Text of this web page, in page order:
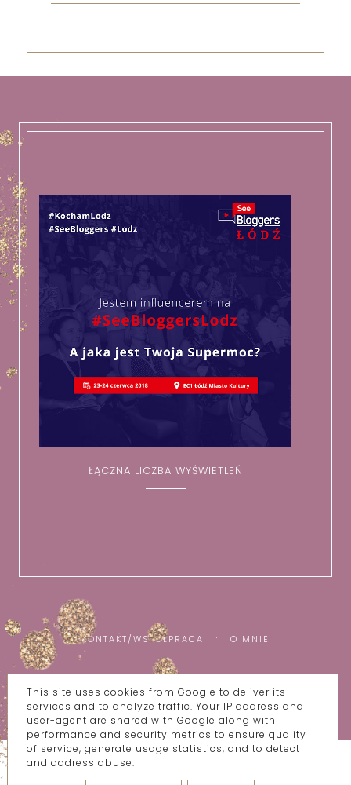
ŁĄCZNA LICZBA WYŚWIETLEŃ
KONTAKT/WSPÓŁPRACA O MNIE
COPYRIGHT ©WSZYSTKIE MOJE BZIKI
BLOG DESIGN:
This site uses cookies from Google to deliver its
services and to analyze traffic. Your IP address and
user-agent are shared with Google along with
performance and security metrics to ensure quality
of service, generate usage statistics, and to detect
and address abuse.